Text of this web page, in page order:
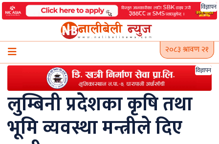
Skip
to
विज्ञापन
२०८३ श्रावण २१
विज्ञापन
लुम्बिनी प्रदेशका कृषि तथा
भूमि व्यवस्था मन्त्रीले दिए